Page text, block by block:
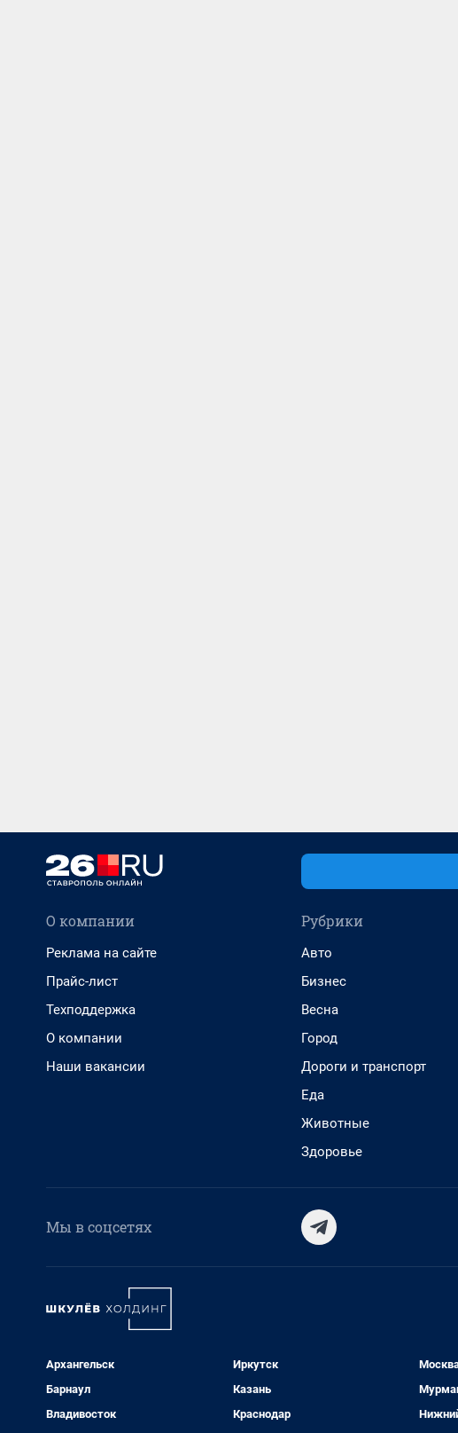
О компании
Реклама на сайте
Прайс-лист
Техподдержка
О компании
Наши вакансии
Рубрики
Авто
Бизнес
Весна
Город
Дороги и транспорт
Еда
Животные
Здоровье
Мы в соцсетях
Архангельск
Барнаул
Владивосток
Иркутск
Казань
Краснодар